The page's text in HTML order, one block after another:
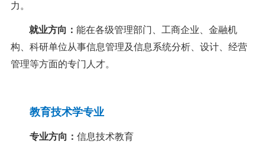
力。
就业方向 ： 能在各级管理部门、工商企业、金融机
构、科研单位从事信息管理及信息系统分析、设计、经营
管理等方面的专门人才。
教育技术学专业
专业方向： 信息技术教育